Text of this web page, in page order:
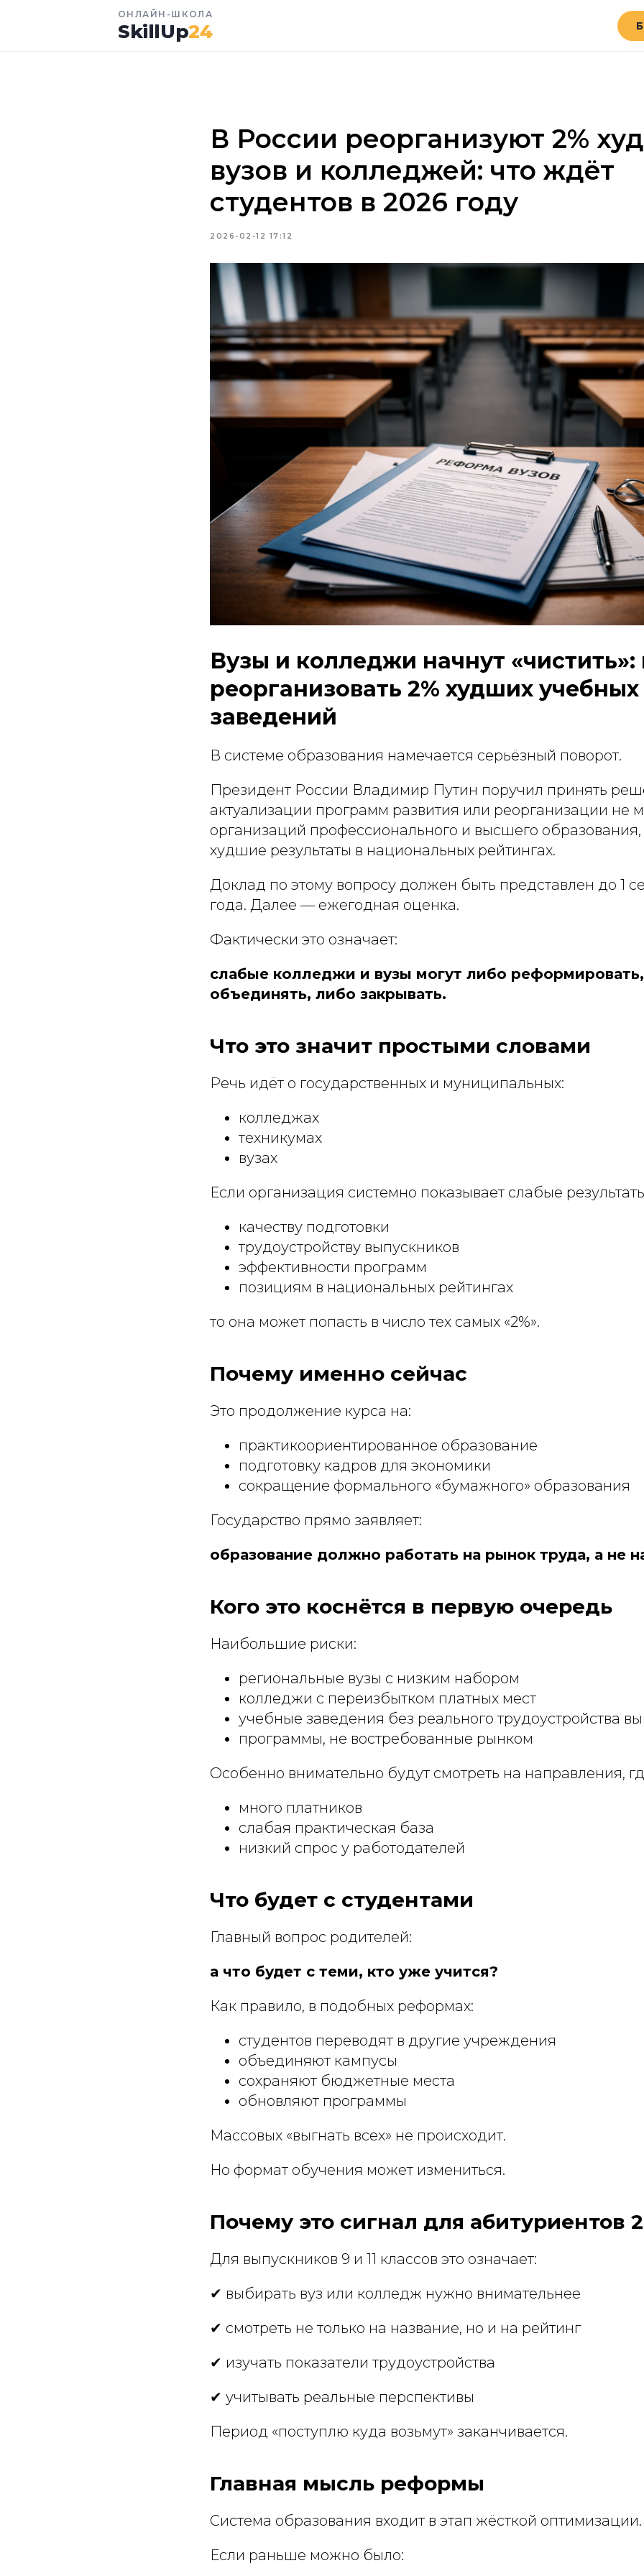
ОНЛАЙН-ШКОЛА
SkillUp24
В России реорганизуют 2%
вузов и колледжей: что ждёт
студентов в 2026 году
2026-02-12 17:12
Вузы и колледжи начнут «чистить»:
реорганизовать 2% худших учебных
заведений
В системе образования намечается серьёзный поворот.
Президент России Владимир Путин поручил принять
актуализации программ развития или реорганизации не
организаций профессионального и высшего
худшие результаты в национальных рейтингах.
Доклад по этому вопросу должен быть представлен до 1
года. Далее — ежегодная оценка.
Фактически это означает:
слабые колледжи и вузы могут либо
объединять, либо закрывать.
Что это значит простыми словами
Речь идёт о государственных и муниципальных:
колледжах
техникумах
вузах
Если организация системно показывает слабые
качеству подготовки
трудоустройству выпускников
эффективности программ
позициям в национальных рейтингах
то она может попасть в число тех самых «2%».
Почему именно сейчас
Это продолжение курса на:
практикоориентированное образование
подготовку кадров для экономики
сокращение формального «бумажного» образования
Государство прямо заявляет:
образование должно работать на рынок труда, а не
Кого это коснётся в первую очередь
Наибольшие риски:
региональные вузы с низким набором
колледжи с переизбытком платных мест
учебные заведения без реального трудоустройства
программы, не востребованные рынком
Особенно внимательно будут смотреть на направления,
много платников
слабая практическая база
низкий спрос у работодателей
Что будет с студентами
Главный вопрос родителей:
а что будет с теми, кто уже учится?
Как правило, в подобных реформах:
студентов переводят в другие учреждения
объединяют кампусы
сохраняют бюджетные места
обновляют программы
Массовых «выгнать всех» не происходит.
Но формат обучения может измениться.
Почему это сигнал для абитуриентов
Для выпускников 9 и 11 классов это означает:
✔ выбирать вуз или колледж нужно внимательнее
✔ смотреть не только на название, но и на рейтинг
✔ изучать показатели трудоустройства
✔ учитывать реальные перспективы
Период «поступлю куда возьмут» заканчивается.
Главная мысль реформы
Система образования входит в этап жёсткой оптимизации.
Если раньше можно было: